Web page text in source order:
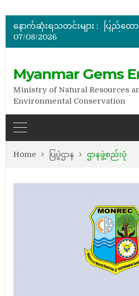
နောက်ဆုံးရသတင်းများ :
အိတ်ဖွင့်တင်
07/08/2026
Myanmar Gems
Ministry of Natural Resources
Environmental Conservation
Home ပြပွဲဌာန ဌာနဖွဲ့စည်းပုံ